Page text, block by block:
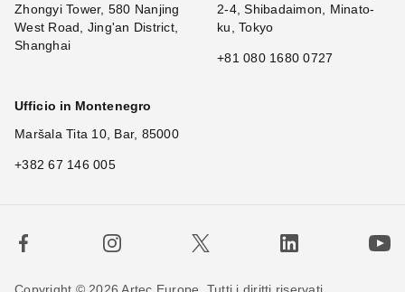
Zhongyi Tower, 580 Nanjing
West Road, Jing'an District,
Shanghai
2-4, Shibadaimon, Minato-
ku, Tokyo
+81 080 1680 0727
Ufficio in Montenegro
Maršala Tita 10, Bar, 85000
+382 67 146 005